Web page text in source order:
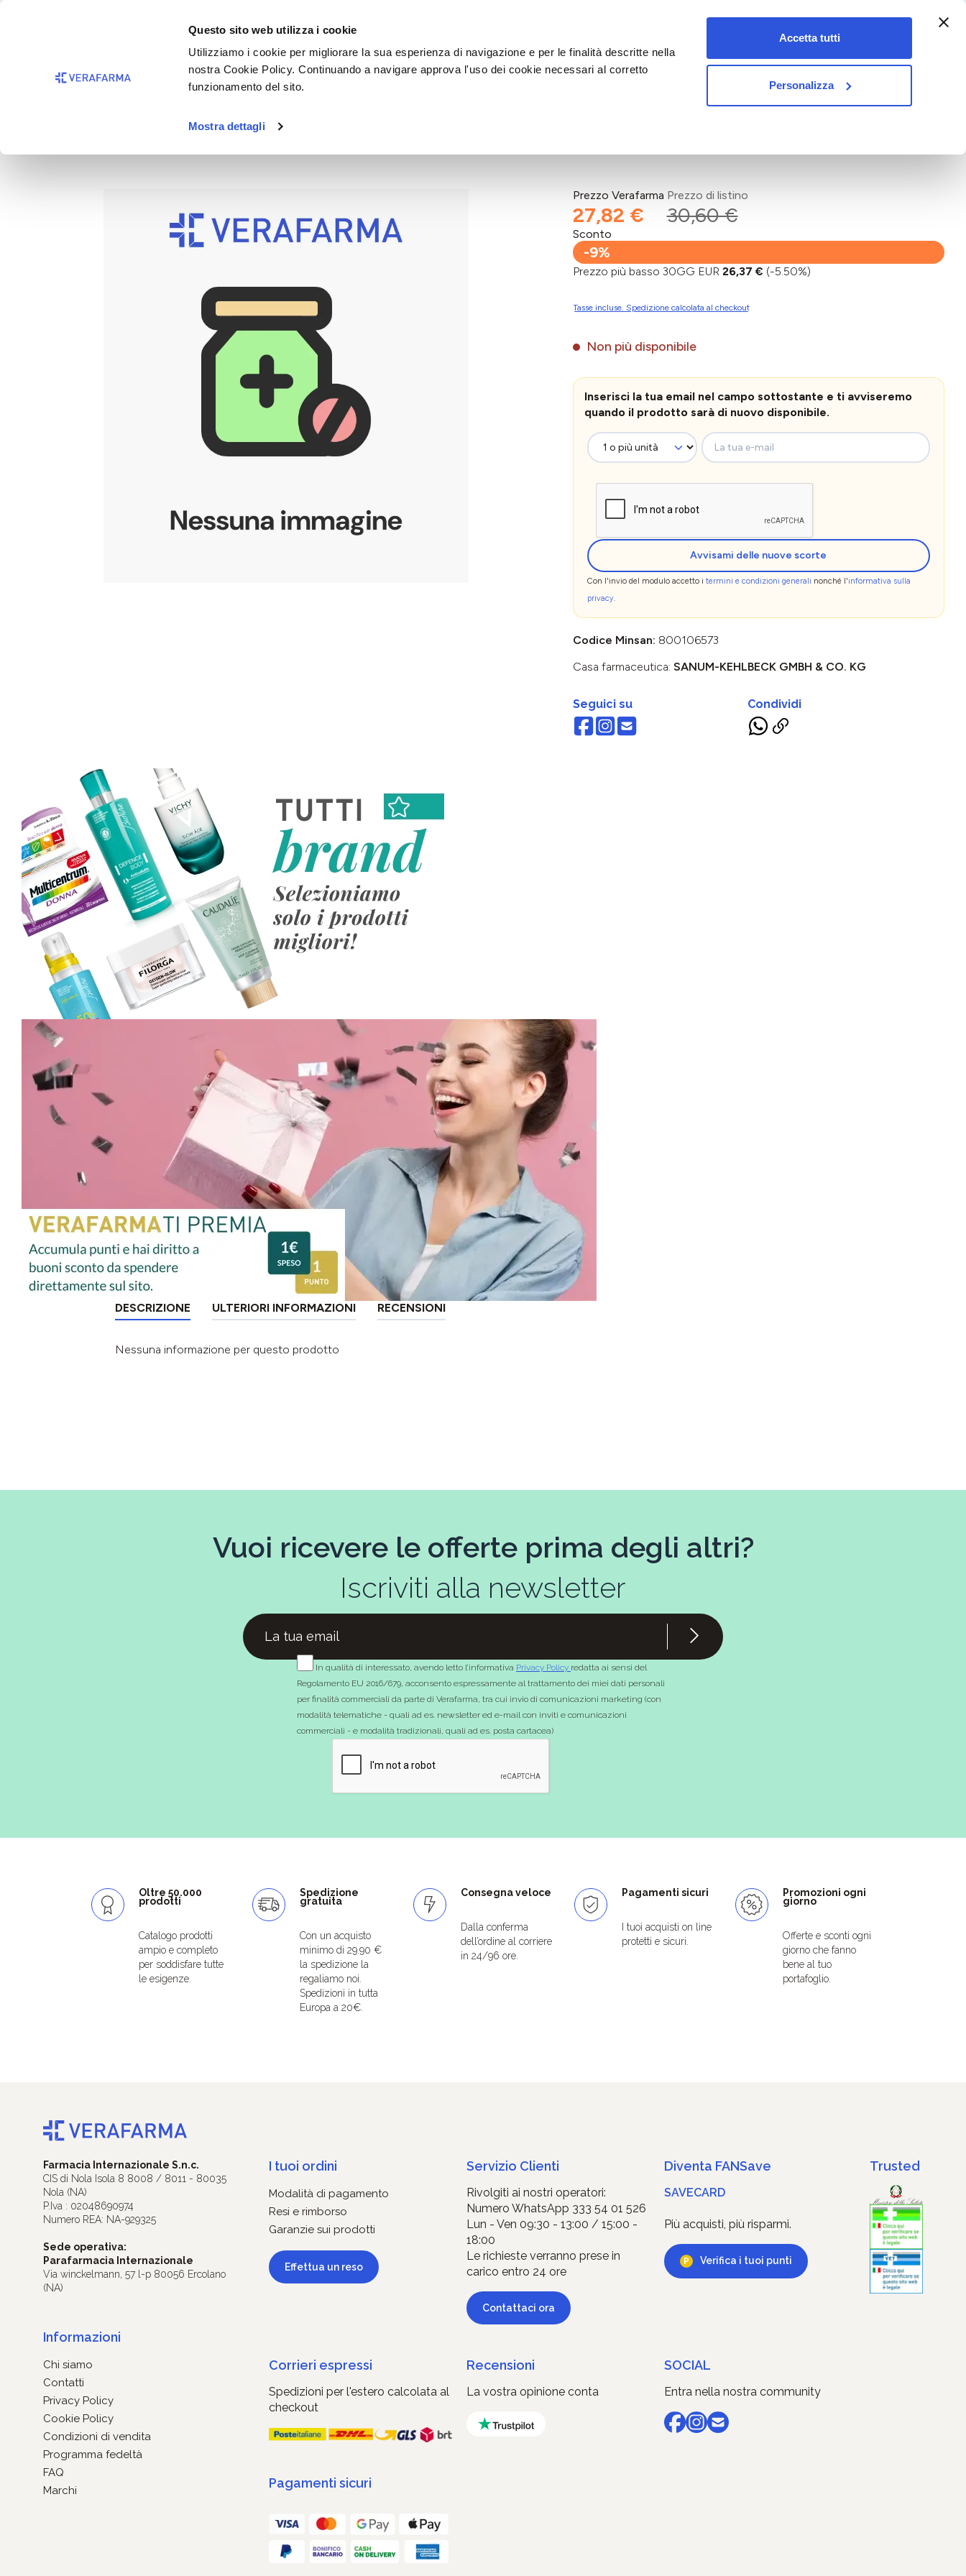
Questo sito web utilizza i cookie
Utilizziamo i cookie per migliorare la sua esperienza di navigazione e per le finalità descritte nella
nostra Cookie Policy. Continuando a navigare approva l'uso dei cookie necessari al corretto
funzionamento del sito.
Mostra dettagli
Accetta tutti
Personalizza
Passa alla navigazione principale
vet&pet
RELIVORA COMPLEX 30ML GTT SANUM
Prezzo Verafarma
27,82 €
Prezzo di listino
30,60 €
Sconto
-9%
Prezzo più basso 30GG EUR 26,37 € (-5.50%)
Tasse incluse. Spedizione calcolata al checkout
Non più disponibile
Inserisci la tua email nel campo sottostante e ti avviseremo
quando il prodotto sarà di nuovo disponibile.
La tua e-mail
Avvisami delle nuove scorte
Con l'invio del modulo accetto i termini e condizioni generali nonché l'informativa sulla
privacy.
Codice Minsan: 800106573
Casa farmaceutica: SANUM-KEHLBECK GMBH & CO. KG
Seguici su Condividi
DESCRIZIONE ULTERIORI INFORMAZIONI RECENSIONI
Nessuna informazione per questo prodotto
Vuoi ricevere le offerte prima degli altri?
Iscriviti alla newsletter
In qualità di interessato, avendo letto l’informativa Privacy Policy redatta ai sensi del
Regolamento EU 2016/679, acconsento espressamente al trattamento dei miei dati personali
per finalità commerciali da parte di Verafarma, tra cui invio di comunicazioni marketing (con
modalità telematiche - quali ad es. newsletter ed e-mail con inviti e comunicazioni
commerciali - e modalità tradizionali, quali ad es. posta cartacea)
Oltre 50.000
prodotti
Catalogo prodotti
ampio e completo
per soddisfare tutte
le esigenze.
Spedizione
gratuita
Con un acquisto
minimo di 29.90 €
la spedizione la
regaliamo noi.
Spedizioni in tutta
Europa a 20€.
Consegna veloce
Dalla conferma
dell’ordine al corriere
in 24/96 ore.
Pagamenti sicuri
I tuoi acquisti on line
protetti e sicuri.
Promozioni ogni
giorno
Offerte e sconti ogni
giorno che fanno
bene al tuo
portafoglio.
Farmacia Internazionale S.n.c.
CIS di Nola Isola 8 8008 / 8011 - 80035
Nola (NA)
P.Iva : 02048690974
Numero REA: NA-929325
Sede operativa:
Parafarmacia Internazionale
Via winckelmann, 57 l-p 80056 Ercolano
(NA)
Informazioni
Chi siamo
Contatti
Privacy Policy
Cookie Policy
Condizioni di vendita
Programma fedeltà
FAQ
Marchi
I tuoi ordini
Modalità di pagamento
Resi e rimborso
Garanzie sui prodotti
Effettua un reso
Servizio Clienti
Rivolgiti ai nostri operatori:
Numero WhatsApp 333 54 01 526
Lun - Ven 09:30 - 13:00 / 15:00 -
18:00
Le richieste verranno prese in
carico entro 24 ore
Contattaci ora
Diventa FANSave
SAVECARD
Più acquisti, più risparmi.
Verifica i tuoi punti
Corrieri espressi
Spedizioni per l'estero calcolata al
checkout
Recensioni
La vostra opinione conta
SOCIAL
Entra nella nostra community
Pagamenti sicuri
Trusted